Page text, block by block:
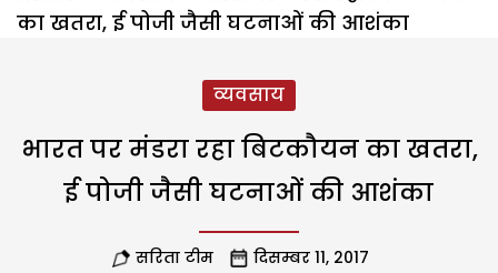
का खतरा, ई पोजी जैसी घटनाओं की आशंका
व्यवसाय
भारत पर मंडरा रहा बिटकौयन का खतरा,
ई पोजी जैसी घटनाओं की आशंका
सरिता टीम दिसम्बर 11, 2017